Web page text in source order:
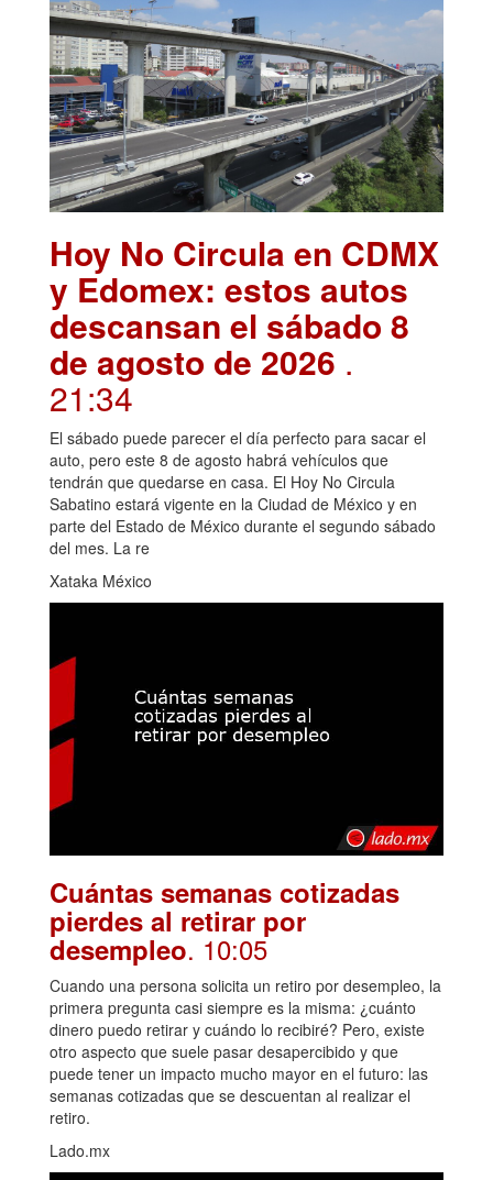
Hoy No Circula en CDMX
y Edomex: estos autos
descansan el sábado 8
de agosto de 2026 .
21:34
El sábado puede parecer el día perfecto para sacar el
auto, pero este 8 de agosto habrá vehículos que
tendrán que quedarse en casa. El Hoy No Circula
Sabatino estará vigente en la Ciudad de México y en
parte del Estado de México durante el segundo sábado
del mes. La re
Xataka México
Cuántas semanas cotizadas
pierdes al retirar por
desempleo. 10:05
Cuando una persona solicita un retiro por desempleo, la
primera pregunta casi siempre es la misma: ¿cuánto
dinero puedo retirar y cuándo lo recibiré? Pero, existe
otro aspecto que suele pasar desapercibido y que
puede tener un impacto mucho mayor en el futuro: las
semanas cotizadas que se descuentan al realizar el
retiro.
Lado.mx